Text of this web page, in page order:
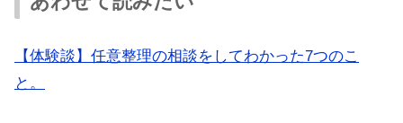
【体験談】任意整理の相談をしてわかった7つのこ
と。